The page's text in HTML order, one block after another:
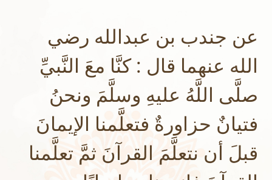
عن جندب بن عبدالله رضي
الله عنهما قال : كنَّا معَ النَّبيِّ
صلَّى اللَّهُ عليهِ وسلَّمَ ونحنُ
فتيانٌ حزاورةٌ فتعلَّمنا الإيمانَ
قبلَ أن نتعلَّمَ القرآنَ ثمَّ تعلَّمنا